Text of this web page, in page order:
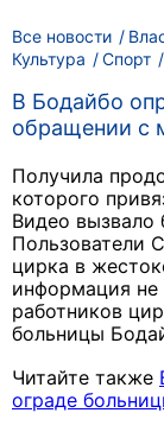
Все новости
Культура
Спорт
В Бодайбо
обращении с
Получила
которого
Видео вызвало
Пользователи
цирка в
информация не
работников
больницы
Читайте также
ограде